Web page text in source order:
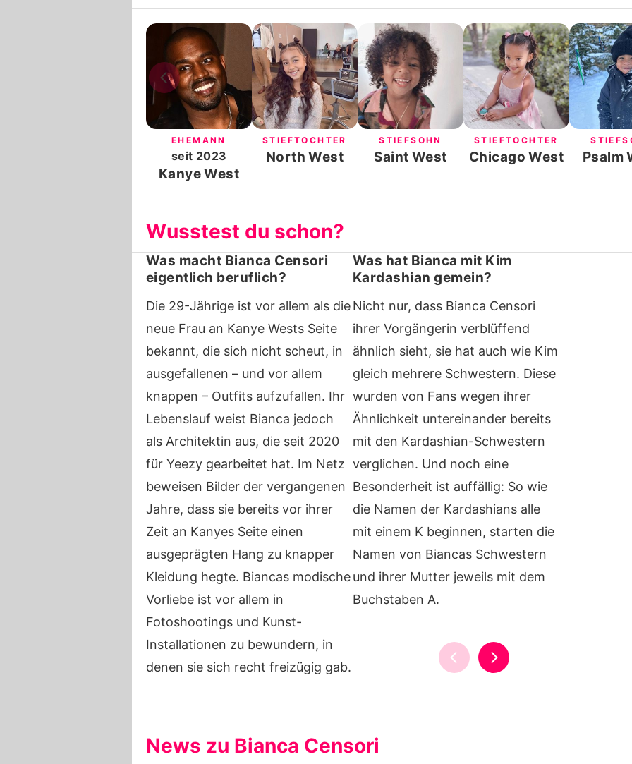
EHEMANN
seit 2023
Kanye West
STIEFTOCHTER
North West
STIEFSOHN
Saint West
STIEFTOCHTER
Chicago West Psalm
Wusstest du schon?
Was macht Bianca Censori
eigentlich beruflich?
Die 29-Jährige ist vor allem als die
neue Frau an Kanye Wests Seite
bekannt, die sich nicht scheut, in
ausgefallenen – und vor allem
knappen – Outfits aufzufallen. Ihr
Lebenslauf weist Bianca jedoch
als Architektin aus, die seit 2020
für Yeezy gearbeitet hat. Im Netz
beweisen Bilder der vergangenen
Jahre, dass sie bereits vor ihrer
Zeit an Kanyes Seite einen
ausgeprägten Hang zu knapper
Kleidung hegte. Biancas modische
Vorliebe ist vor allem in
Fotoshootings und Kunst-
Installationen zu bewundern, in
denen sie sich recht freizügig gab.
Was hat Bianca mit Kim
Kardashian gemein?
Nicht nur, dass Bianca Censori
ihrer Vorgängerin verblüffend
ähnlich sieht, sie hat auch wie Kim
gleich mehrere Schwestern. Diese
wurden von Fans wegen ihrer
Ähnlichkeit untereinander bereits
mit den Kardashian-Schwestern
verglichen. Und noch eine
Besonderheit ist auffällig: So wie
die Namen der Kardashians alle
mit einem K beginnen, starten die
Namen von Biancas Schwestern
und ihrer Mutter jeweils mit dem
Buchstaben A.
News zu Bianca Censori